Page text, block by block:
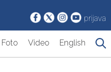
prijava
Foto Video English